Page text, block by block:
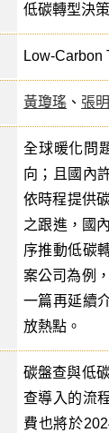
低碳轉型決
Low-Carbon
黃瓊瑤 、 張
全球暖化問
向；且國內
依時程提供
之跟進，國
序推動低碳
案公司為例
一篇再延續
放熱點。
碳盤查與低
查導入的流
費也將於